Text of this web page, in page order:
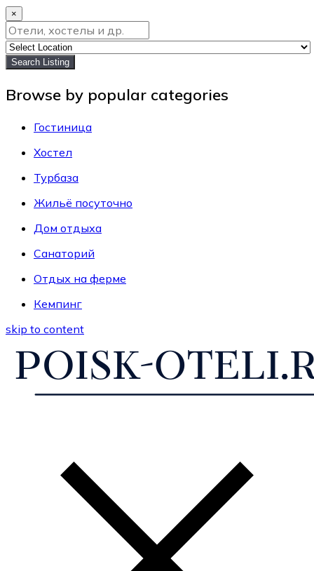
×
Search Listing
Browse by popular categories
Гостиница
Хостел
Турбаза
Жильё посуточно
Дом отдыха
Санаторий
Отдых на ферме
Кемпинг
skip to content